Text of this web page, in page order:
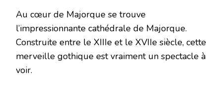
Au cœur de Majorque se trouve
l’impressionnante cathédrale de Majorque.
Construite entre le XIIIe et le XVIIe siècle, cette
merveille gothique est vraiment un spectacle à
voir.